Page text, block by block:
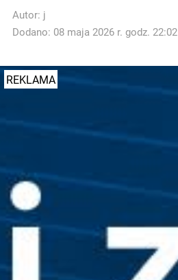
Autor: j
Dodano: 08 maja 2026 r. godz. 22:02
REKLAMA